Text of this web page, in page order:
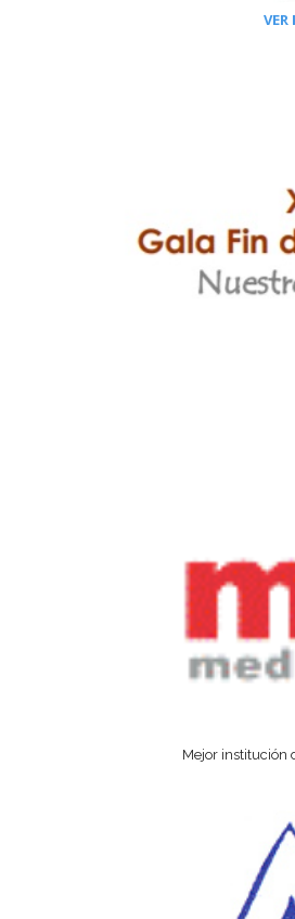
Mejor institución